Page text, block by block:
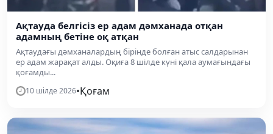
Ақтауда белгісіз ер адам дәмханада отқан
адамның бетіне оқ атқан
Ақтаудағы дәмханалардың бірінде болған атыс салдарынан
ер адам жарақат алды. Оқиға 8 шілде күні қала аумағындағы
қоғамды...
10 шілде 2026•Қоғам